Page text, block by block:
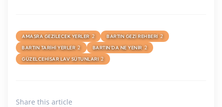
AMASRA GEZILECEK YERLER 2 BARTIN GEZI REHBERI 2
BARTIN TARIHI YERLER 2 BARTIN’DA NE YENIR 2
GÜZELCEHISAR LAV SÜTUNLARI 2
Share this article